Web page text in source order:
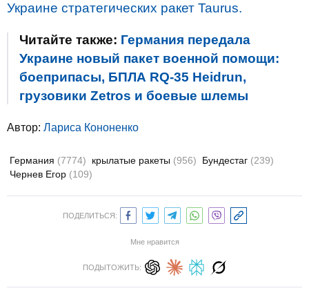
Украине стратегических ракет Taurus.
Читайте также: Германия передала
Украине новый пакет военной помощи:
боеприпасы, БПЛА RQ-35 Heidrun,
грузовики Zetros и боевые шлемы
Автор: Лариса Кононенко
Германия (7774) крылатые ракеты (956) Бундестаг (239)
Чернев Егор (109)
ПОДЕЛИТЬСЯ:
Мне нравится
ПОДЫТОЖИТЬ: